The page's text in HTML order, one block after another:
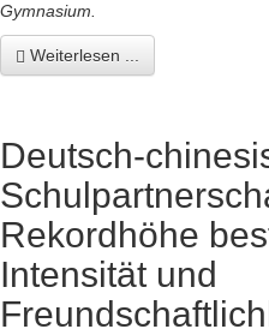
Gymnasium.
Weiterlesen ...
Deutsch-
Rekordhöhe
Intensität und